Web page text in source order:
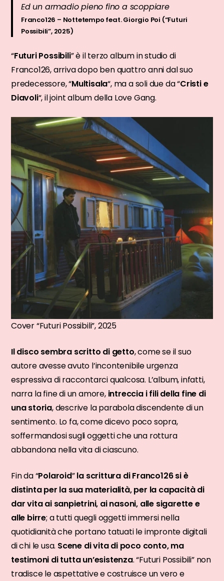
Ed un armadio pieno fino a scoppiare
Franco126 – Nottetempo feat. Giorgio Poi (“Futuri
Possibili”, 2025)
“Futuri Possibili” è il terzo album in studio di
Franco126, arriva dopo ben quattro anni dal suo
predecessore, “Multisala“, ma a soli due da “Cristi e
Diavoli“, il joint album della Love Gang.
Cover “Futuri Possibili”, 2025
Il disco sembra scritto di getto, come se il suo
autore avesse avuto l’incontenibile urgenza
espressiva di raccontarci qualcosa. L’album, infatti,
narra la fine di un amore, intreccia i fili della fine di
una storia, descrive la parabola discendente di un
sentimento. Lo fa, come dicevo poco sopra,
soffermandosi sugli oggetti che una rottura
abbandona nella vita di ciascuno.
Fin da “Polaroid”la scrittura di Franco126 si è
distinta per la sua materialità, per la capacità di
dar vita ai sanpietrini, ai nasoni, alle sigarette e
alle birre; a tutti quegli oggetti immersi nella
quotidianità che portano tatuati le impronte digitali
di chi le usa. Scene di vita di poco conto, ma
testimoni di tutta un’esistenza. “Futuri Possibili” non
tradisce le aspettative e costruisce un vero e